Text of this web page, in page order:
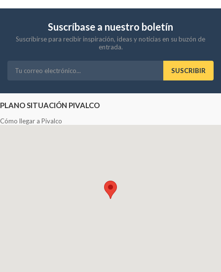
Suscríbase a nuestro boletín
Suscribirse para recibir inspiración, ideas y noticias en su buzón de
entrada.
SUSCRIBIR
PLANO SITUACIÓN PIVALCO
Cómo llegar a Pivalco